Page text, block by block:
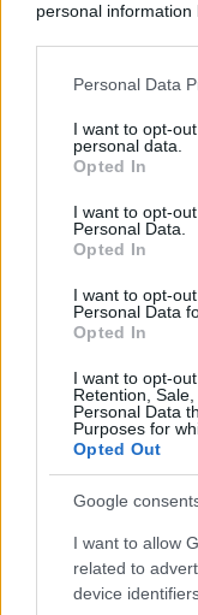
personal
This information
further disclose it
Please note that
services and may
not limited to your
grant or deny
consent section.
Personal Data
I want to opt-
personal data.
Opted In
I want to opt-
Personal Data.
Opted In
I want to opt-
Personal Data
Opted In
I want to opt-
Retention,
Personal Data
Purposes for
Opted Out
Google
I want to allow
related to
device